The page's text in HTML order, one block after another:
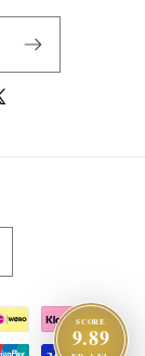
SCORE
9.89